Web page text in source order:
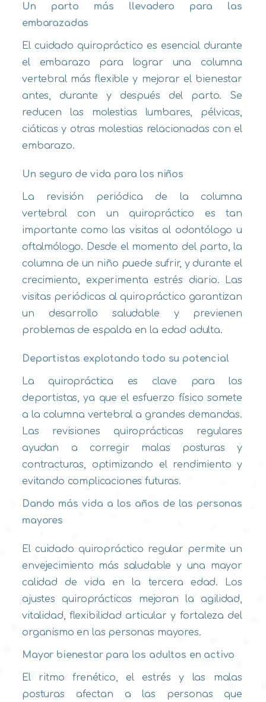
Un parto más llevadero para las
embarazadas
El cuidado quiropráctico es esencial durante
el embarazo para lograr una columna
vertebral más flexible y mejorar el bienestar
antes, durante y después del parto. Se
reducen las molestias lumbares, pélvicas,
ciáticas y otras molestias relacionadas con el
embarazo.
Un seguro de vida para los niños
La revisión periódica de la columna
vertebral con un quiropráctico es tan
importante como las visitas al odontólogo u
oftalmólogo. Desde el momento del parto, la
columna de un niño puede sufrir, y durante el
crecimiento, experimenta estrés diario. Las
visitas periódicas al quiropráctico garantizan
un desarrollo saludable y previenen
problemas de espalda en la edad adulta.
Deportistas explotando todo su potencial
La quiropráctica es clave para los
deportistas, ya que el esfuerzo físico somete
a la columna vertebral a grandes demandas.
Las revisiones quiroprácticas regulares
ayudan a corregir malas posturas y
contracturas, optimizando el rendimiento y
evitando complicaciones futuras.
Dando más vida a los años de las personas
mayores
El cuidado quiropráctico regular permite un
envejecimiento más saludable y una mayor
calidad de vida en la tercera edad. Los
ajustes quiroprácticos mejoran la agilidad,
vitalidad, flexibilidad articular y fortaleza del
organismo en las personas mayores.
Mayor bienestar para los adultos en activo
El ritmo frenético, el estrés y las malas
posturas afectan a las personas que